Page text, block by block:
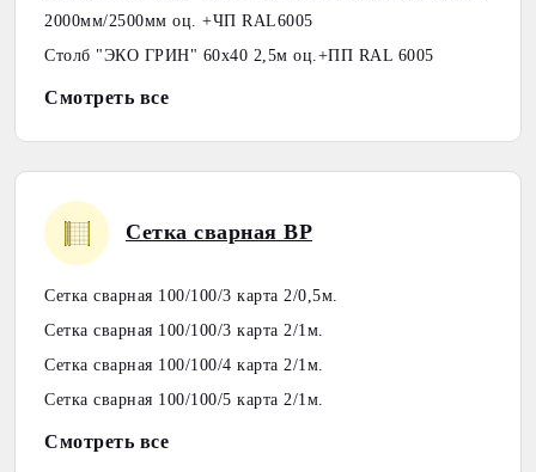
2000мм/2500мм оц. +ЧП RAL6005
Столб "ЭКО ГРИН" 60х40 2,5м оц.+ПП RAL 6005
Смотреть все
Сетка сварная ВР
Сетка сварная 100/100/3 карта 2/0,5м.
Сетка сварная 100/100/3 карта 2/1м.
Сетка сварная 100/100/4 карта 2/1м.
Сетка сварная 100/100/5 карта 2/1м.
Смотреть все